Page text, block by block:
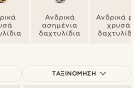
Ανδρικά
ασημένια
δαχτυλίδια
Ανδρικά
χρυσά
ΤΑΞΙΝΌΜΗΣΗ